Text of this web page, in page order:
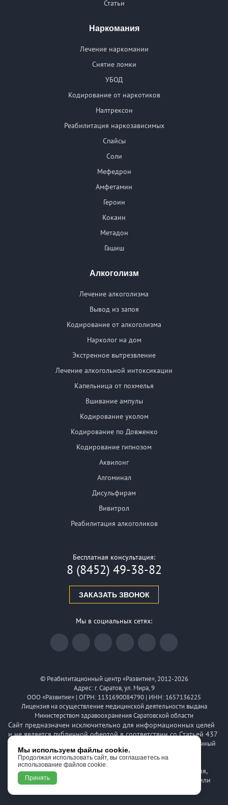
Статьи
Наркомания
Лечение наркомании
Снятие ломки
УБОД
Кодирование от наркотиков
Налтрексон
Реабилитация наркозависимых
Спайсы
Соли
Мефедрон
Амфетамин
Героин
Кокаин
Метадон
Гашиш
Алкоголизм
Лечение алкоголизма
Вывод из запоя
Кодирование от алкоголизма
Нарколог на дом
Экстренное вытрезвление
Лечение алкогольной интоксикации
Капельница от похмелья
Вшивание ампулы
Кодирование уколом
Кодирование по Довженко
Кодирование гипнозом
Аквилонг
Алгоминал
Дисульфирам
Вивитрол
Реабилитация алкоголиков
Бесплатная консультация:
8 (8452) 49-38-82
ЗАКАЗАТЬ ЗВОНОК
Мы в социальных сетях:
© Реабилитационный центр «Развитие», 2012-2026
Адрес: г. Саратов, ул. Мира, 9
ООО «Развитие» | ОГРН: 1131690084790 | ИНН: 1657136225
Лицензия на осуществление медицинской деятельности выдана
Министерством здравоохранения Саратовской области
Сайт предназначен исключительно для информационных целей
и не является публичной офертой в соответствии со Статьей 437
(2) Гражданского кодекса РФ. Указанные цены носят справочный
характер и могут быть изменены. Для получения более
детальной информации о стоимости, сроках и условиях,
пожалуйста, обращайтесь по телефону клиники. Информация,
размещенная на сайте, не предназначена для диагностики или
назначения лечения и не заменяет консультацию врача.
Мы используем файлы cookie.
Продолжая использовать сайт, вы соглашаетесь на
использование файлов cookie.
Принять